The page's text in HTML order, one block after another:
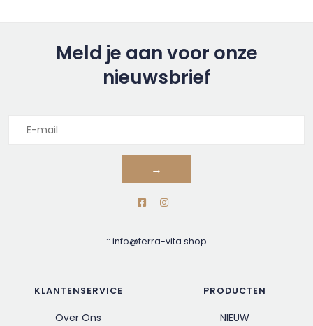
Meld je aan voor onze
nieuwsbrief
→
:: info@terra-vita.shop
KLANTENSERVICE
Over Ons
PRODUCTEN
NIEUW